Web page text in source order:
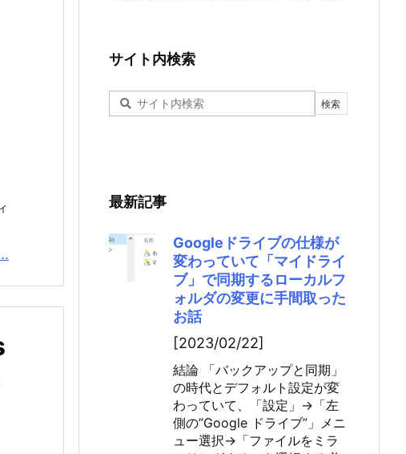
サイト内検索
最新記事
Googleドライブの仕様が
変わっていて「マイドライ
ブ」で同期するローカルフ
ォルダの変更に手間取った
お話
[2023/02/22]
結論 「バックアップと同期」
の時代とデフォルト設定が変
わっていて、「設定」→「左
側の”Google ドライブ”」メニ
ュー選択→「ファイルをミラ